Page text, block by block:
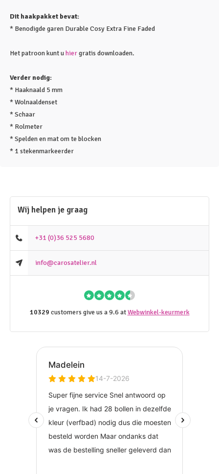
Dit haakpakket bevat:
* Benodigde garen Durable Cosy Extra Fine Faded
Het patroon kunt uhiergratis downloaden.
Verder nodig:
* Haaknaald 5 mm
* Wolnaaldenset
* Schaar
* Rolmeter
* Spelden en mat om te blocken
* 1 stekenmarkeerder
Wij helpen je graag
+31 (0)36 525 5680
info@carosatelier.nl
10329 customers give us a 9.6 atWebwinkel-keurmerk